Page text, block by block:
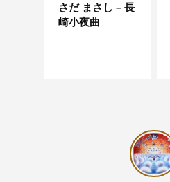
さだ まさし – 長
崎小夜曲